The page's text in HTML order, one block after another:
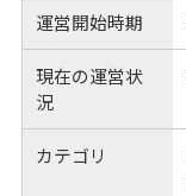
運営開始時期
現在の運営状
況
カテゴリ